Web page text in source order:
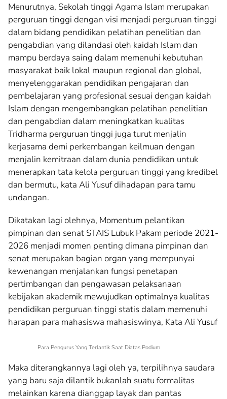
Menurutnya, Sekolah tinggi Agama Islam merupakan
perguruan tinggi dengan visi menjadi perguruan tinggi
dalam bidang pendidikan pelatihan penelitian dan
pengabdian yang dilandasi oleh kaidah Islam dan
mampu berdaya saing dalam memenuhi kebutuhan
masyarakat baik lokal maupun regional dan global,
menyelenggarakan pendidikan pengajaran dan
pembelajaran yang profesional sesuai dengan kaidah
Islam dengan mengembangkan pelatihan penelitian
dan pengabdian dalam meningkatkan kualitas
Tridharma perguruan tinggi juga turut menjalin
kerjasama demi perkembangan keilmuan dengan
menjalin kemitraan dalam dunia pendidikan untuk
menerapkan tata kelola perguruan tinggi yang kredibel
dan bermutu, kata Ali Yusuf dihadapan para tamu
undangan.
Dikatakan lagi olehnya, Momentum pelantikan
pimpinan dan senat STAIS Lubuk Pakam periode 2021-
2026 menjadi momen penting dimana pimpinan dan
senat merupakan bagian organ yang mempunyai
kewenangan menjalankan fungsi penetapan
pertimbangan dan pengawasan pelaksanaan
kebijakan akademik mewujudkan optimalnya kualitas
pendidikan perguruan tinggi statis dalam memenuhi
harapan para mahasiswa mahasiswinya, Kata Ali Yusuf
Para Pengurus Yang Terlantik Saat Diatas Podium
Maka diterangkannya lagi oleh ya, terpilihnya saudara
yang baru saja dilantik bukanlah suatu formalitas
melainkan karena dianggap layak dan pantas